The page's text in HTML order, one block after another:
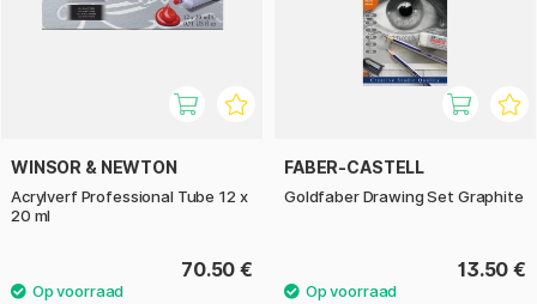
WINSOR & NEWTON
Acrylverf Professional Tube 12 x
20 ml
70.50 €
FABER-CASTELL
Goldfaber Drawing Set Graphite
13.50 €